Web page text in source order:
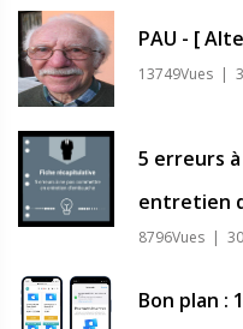
PAU - [
13749Vues |
5 erreurs
entretien
8796Vues |
Bon plan :